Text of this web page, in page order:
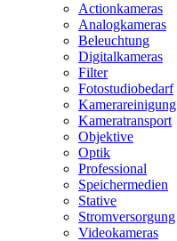
Actionkameras
Analogkameras
Beleuchtung
Digitalkameras
Filter
Fotostudiobedarf
Kamerareinigung
Kameratransport
Objektive
Optik
Professional
Speichermedien
Stative
Stromversorgung
Videokameras